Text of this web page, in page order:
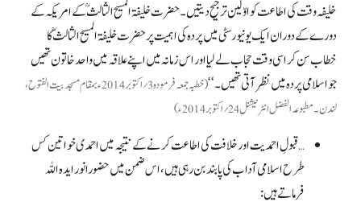
خلیفہ وقت کی اطاعت کو اوّلین ترجیح دیتیں۔ حضرت خلیفۃ المسیح الثالثؒ کے امریکہ کے
دورے کے دوران ایک یونیورسٹی میں پردہ کی اہمیت پر حضرت خلیفۃ المسیح الثالثؒ کا
خطاب سن کر اسی وقت حجاب لے لیا اور اس زمانہ میں اپنے علاقہ میں واحد خاتون تھیں
جو اسلامی پردہ میں نظر آتی تھیں۔ ‘‘
(خطبہ جمعہ فرمودہ 3؍اکتوبر 2014ء بمقام مسجد بیت الفتوح،
لندن۔ مطبوعہ الفضل انٹرنیشنل 24؍اکتوبر 2014ء)
…قبولِ احمدیت اور خلافت کی اطاعت کرنے کے نتیجہ میں احمدی خواتین کس
طرح اسلامی آداب کی پابند بن رہی ہیں، اس ضمن میں حضورانور ایدہ اللہ
فرماتے ہیں :